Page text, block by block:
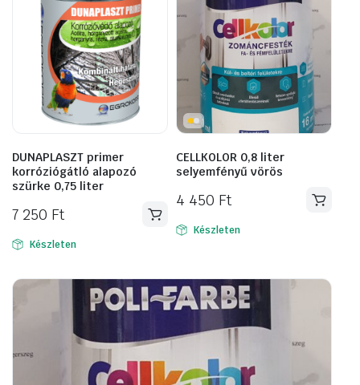
DUNAPLASZT primer
korróziógátló alapozó
szürke 0,75 liter
7 250 Ft
Készleten
CELLKOLOR 0,8 liter
selyemfényű vörös
4 450 Ft
Készleten